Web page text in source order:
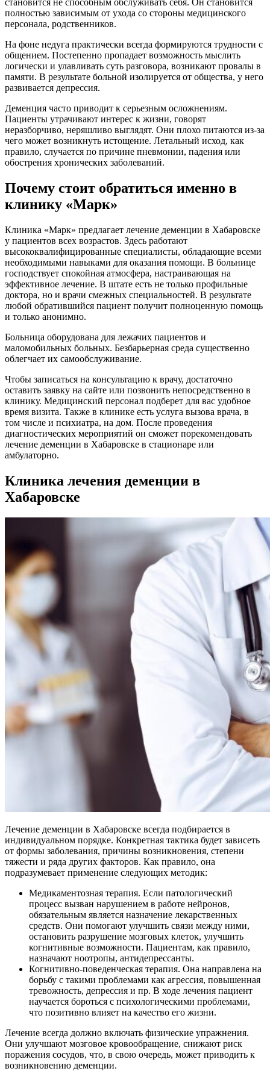
становится не способным обслуживать себя. Он становится
полностью зависимым от ухода со стороны медицинского
персонала, родственников.
На фоне недуга практически всегда формируются трудности с
общением. Постепенно пропадает возможность мыслить
логически и улавливать суть разговора, возникают провалы в
памяти. В результате больной изолируется от общества, у него
развивается депрессия.
Деменция часто приводит к серьезным осложнениям.
Пациенты утрачивают интерес к жизни, говорят
неразборчиво, неряшливо выглядят. Они плохо питаются из-за
чего может возникнуть истощение. Летальный исход, как
правило, случается по причине пневмонии, падения или
обострения хронических заболеваний.
Почему стоит обратиться именно в
клинику «Марк»
Клиника «Марк» предлагает лечение деменции в Хабаровске
у пациентов всех возрастов. Здесь работают
высококвалифицированные специалисты, обладающие всеми
необходимыми навыками для оказания помощи. В больнице
господствует спокойная атмосфера, настраивающая на
эффективное лечение. В штате есть не только профильные
доктора, но и врачи смежных специальностей. В результате
любой обратившийся пациент получит полноценную помощь
и только анонимно.
Больница оборудована для лежачих пациентов и
маломобильных больных. Безбарьерная среда существенно
облегчает их самообслуживание.
Чтобы записаться на консультацию к врачу, достаточно
оставить заявку на сайте или позвонить непосредственно в
клинику. Медицинский персонал подберет для вас удобное
время визита. Также в клинике есть услуга вызова врача, в
том числе и психиатра, на дом. После проведения
диагностических мероприятий он сможет порекомендовать
лечение деменции в Хабаровске в стационаре или
амбулаторно.
Клиника лечения деменции в
Хабаровске
Лечение деменции в Хабаровске всегда подбирается в
индивидуальном порядке. Конкретная тактика будет зависеть
от формы заболевания, причины возникновения, степени
тяжести и ряда других факторов. Как правило, она
подразумевает применение следующих методик:
Медикаментозная терапия. Если патологический
процесс вызван нарушением в работе нейронов,
обязательным является назначение лекарственных
средств. Они помогают улучшить связи между ними,
остановить разрушение мозговых клеток, улучшить
когнитивные возможности. Пациентам, как правило,
назначают ноотропы, антидепрессанты.
Когнитивно-поведенческая терапия. Она направлена на
борьбу с такими проблемами как агрессия, повышенная
тревожность, депрессия и пр. В ходе лечения пациент
научается бороться с психологическими проблемами,
что позитивно влияет на качество его жизни.
Лечение всегда должно включать физические упражнения.
Они улучшают мозговое кровообращение, снижают риск
поражения сосудов, что, в свою очередь, может приводить к
возникновению деменции.